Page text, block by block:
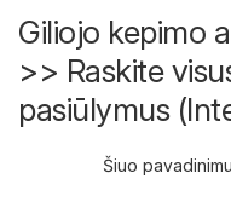
Giliojo kepimo
>> Raskite
pasiūlymus
Šiuo